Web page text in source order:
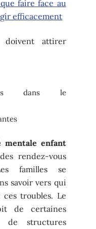
faire face au
efficacement
doivent attirer
dans le
mentale enfant
rendez-vous
familles se
savoir vers qui
troubles. Le
de certaines
de structures